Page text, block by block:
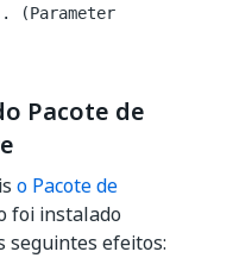
(Parameter
Pacote de
o Pacote de
foi instalado
seguintes efeitos: